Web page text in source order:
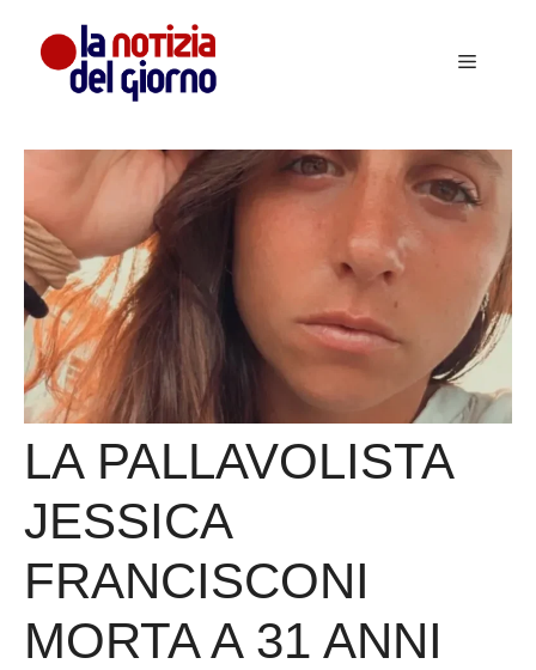
contenuto
Menu
LA PALLAVOLISTA
JESSICA
FRANCISCONI
MORTA A 31 ANNI